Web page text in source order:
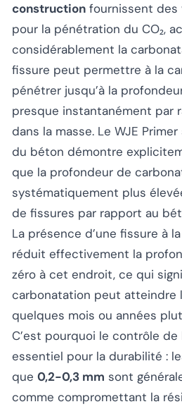
construction fournissent des
pour la pénétration du CO₂,
considérablement la
fissure peut permettre à la
pénétrer jusqu’à la
presque instantanément par
dans la masse. Le WJE
du béton démontre
que la profondeur de
systématiquement plus
de fissures par rapport au
La présence d’une fissure à
réduit effectivement la
zéro à cet endroit, ce qui
carbonatation peut atteindre
quelques mois ou années
C’est pourquoi le contrôle
essentiel pour la durabilité :
que 0,2-0,3 mm sont
comme compromettant la